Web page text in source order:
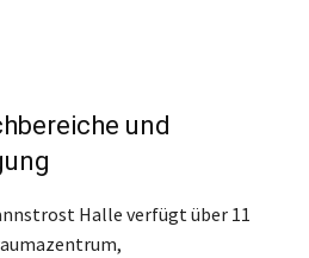
und
Halle verfügt über 11